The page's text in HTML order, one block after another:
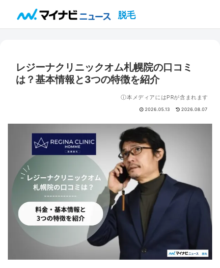
脱毛
レジーナクリニックオム札幌院の口コミ
は？基本情報と3つの特徴を紹介
ⓘ本メディアにはPRが含まれます
2026.05.13 2026.08.07